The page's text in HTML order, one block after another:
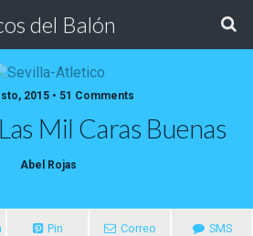
del Balón
2015 • 51 Comments
Mil Caras Buenas
Abel Rojas
Pin
Correo
SMS